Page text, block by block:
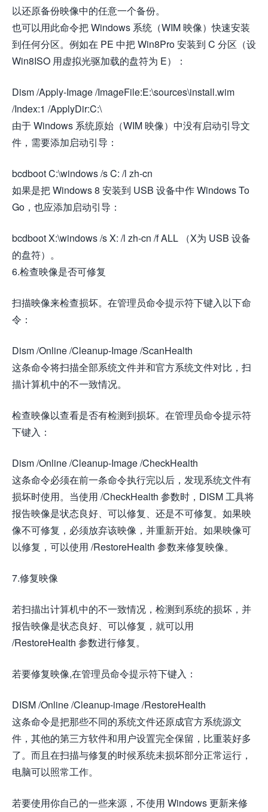
以还原备份映像中的任意一个备份。
也可以用此命令把 Windows 系统（WIM 映像）快速安装
到任何分区。例如在 PE 中把 Win8Pro 安装到 C 分区（设
Win8ISO 用虚拟光驱加载的盘符为 E）：
Dism /Apply-Image /ImageFile:E:\sources\install.wim
/Index:1 /ApplyDir:C:\
由于 Windows 系统原始（WIM 映像）中没有启动引导文
件，需要添加启动引导：
bcdboot C:\windows /s C: /l zh-cn
如果是把 Windows 8 安装到 USB 设备中作 Windows To
Go，也应添加启动引导：
bcdboot X:\windows /s X: /l zh-cn /f ALL （X为 USB 设备
的盘符）。
6.检查映像是否可修复
扫描映像来检查损坏。在管理员命令提示符下键入以下命
令：
Dism /Online /Cleanup-Image /ScanHealth
这条命令将扫描全部系统文件并和官方系统文件对比，扫
描计算机中的不一致情况。
检查映像以查看是否有检测到损坏。在管理员命令提示符
下键入：
Dism /Online /Cleanup-Image /CheckHealth
这条命令必须在前一条命令执行完以后，发现系统文件有
损坏时使用。当使用 /CheckHealth 参数时，DISM 工具将
报告映像是状态良好、可以修复、还是不可修复。如果映
像不可修复，必须放弃该映像，并重新开始。如果映像可
以修复，可以使用 /RestoreHealth 参数来修复映像。
7.修复映像
若扫描出计算机中的不一致情况，检测到系统的损坏，并
报告映像是状态良好、可以修复，就可以用
/RestoreHealth 参数进行修复。
若要修复映像,在管理员命令提示符下键入：
DISM /Online /Cleanup-image /RestoreHealth
这条命令是把那些不同的系统文件还原成官方系统源文
件，其他的第三方软件和用户设置完全保留，比重装好多
了。而且在扫描与修复的时候系统未损坏部分正常运行，
电脑可以照常工作。
若要使用你自己的一些来源，不使用 Windows 更新来修